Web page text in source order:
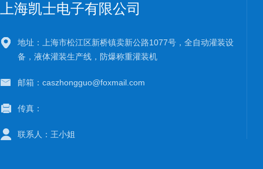
上海凯士电子有限公司
地址：上海市松江区新桥镇卖新公路1077号，全自动灌装设
备，液体灌装生产线，防爆称重灌装机
邮箱：caszhongguo@foxmail.com
传真：
联系人：王小姐